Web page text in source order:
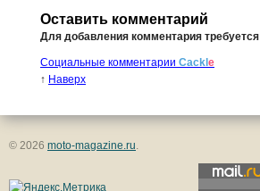
Оставить комментарий
Для добавления комментария требуется
Социальные комментарии Cackl e
↑ Наверх
© 2026 moto-magazine.ru.